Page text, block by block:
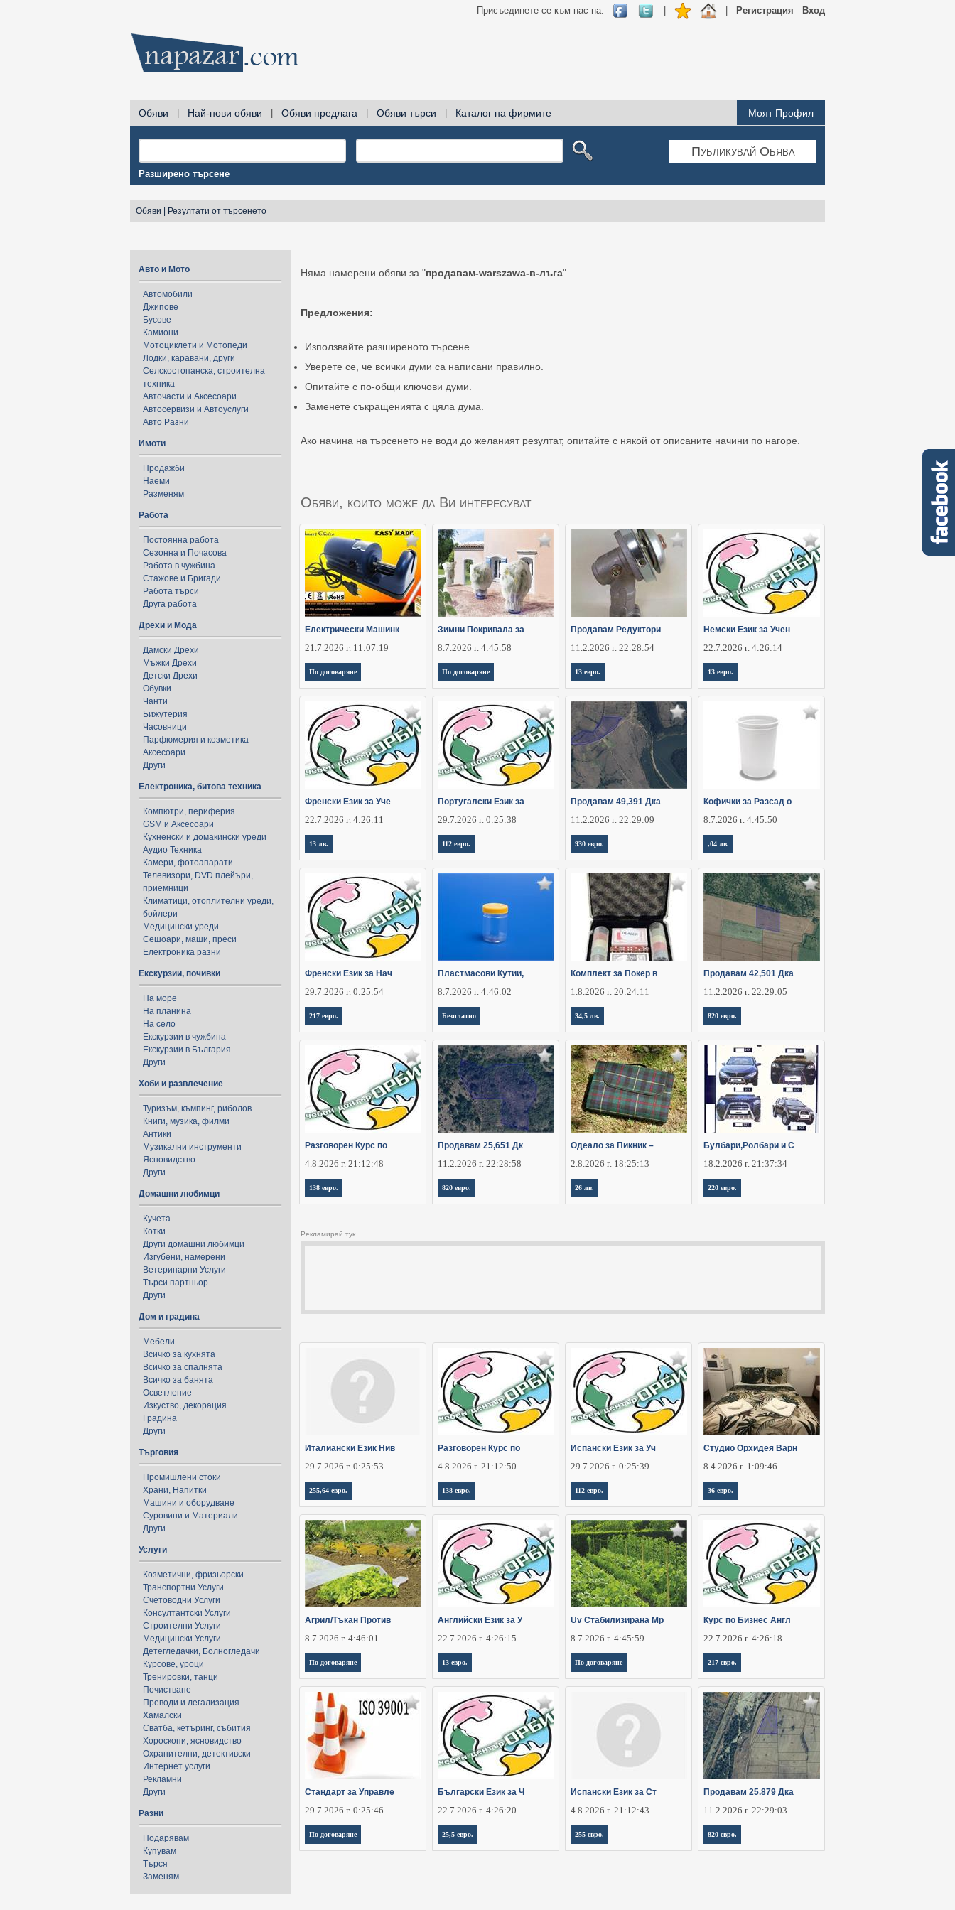
Вход
Регистрация
Присъединете се към нас на:
Обяви Най-нови обяви Обяви предлага Обяви търси Каталог на фирмите Моят Профил
Публикувай Обява
Разширено търсене
Обяви Резултати от търсенето
Авто и Мото
Автомобили
Джипове
Бусове
Камиони
Мотоциклети и Мотопеди
Лодки, каравани, други
Селскостопанска, строителна
техника
Авточасти и Аксесоари
Автосервизи и Автоуслуги
Авто Разни
Имоти
Продажби
Наеми
Разменям
Работа
Постоянна работа
Сезонна и Почасова
Работа в чужбина
Стажове и Бригади
Работа търси
Друга работа
Дрехи и Мода
Дамски Дрехи
Мъжки Дрехи
Детски Дрехи
Обувки
Чанти
Бижутерия
Часовници
Парфюмерия и козметика
Аксесоари
Други
Електроника, битова техника
Компютри, периферия
GSM и Аксесоари
Кухненски и домакински уреди
Аудио Техника
Камери, фотоапарати
Телевизори, DVD плейъри,
приемници
Климатици, отоплителни уреди,
бойлери
Медицински уреди
Сешоари, маши, преси
Електроника разни
Екскурзии, почивки
На море
На планина
На село
Екскурзии в чужбина
Екскурзии в България
Други
Хоби и развлечение
Туризъм, къмпинг, риболов
Книги, музика, филми
Антики
Музикални инструменти
Ясновидство
Други
Домашни любимци
Кучета
Котки
Други домашни любимци
Изгубени, намерени
Ветеринарни Услуги
Търси партньор
Други
Дом и градина
Мебели
Всичко за кухнята
Всичко за спалнята
Всичко за банята
Осветление
Изкуство, декорация
Градина
Други
Търговия
Промишлени стоки
Храни, Напитки
Машини и оборудване
Суровини и Материали
Други
Услуги
Козметични, фризьорски
Транспортни Услуги
Счетоводни Услуги
Консултантски Услуги
Строителни Услуги
Медицински Услуги
Детегледачки, Болногледачи
Курсове, уроци
Тренировки, танци
Почистване
Преводи и легализация
Хамалски
Сватба, кетъринг, събития
Хороскопи, ясновидство
Охранителни, детективски
Интернет услуги
Рекламни
Други
Разни
Подарявам
Купувам
Търся
Заменям
Няма намерени обяви за "продавам-warszawa-в-лъга".
Предложения:
Използвайте разширеното търсене.
Уверете се, че всички думи са написани правилно.
Опитайте с по-общи ключови думи.
Заменете съкращенията с цяла дума.
Ако начина на търсенето не води до желаният резултат, опитайте с някой от описаните начини по нагоре.
Обяви, които може да Ви интересуват
Електрически Машинк
21.7.2026 г. 11:07:19
По договаряне
Зимни Покривала за
8.7.2026 г. 4:45:58
По договаряне
Продавам Редуктори
11.2.2026 г. 22:28:54
13 евро.
Немски Език за Учен
22.7.2026 г. 4:26:14
13 евро.
Френски Език за Уче
22.7.2026 г. 4:26:11
13 лв.
Португалски Език за
29.7.2026 г. 0:25:38
112 евро.
Продавам 49,391 Дка
11.2.2026 г. 22:29:09
930 евро.
Кофички за Разсад о
8.7.2026 г. 4:45:50
,04 лв.
Френски Език за Нач
29.7.2026 г. 0:25:54
217 евро.
Пластмасови Кутии,
8.7.2026 г. 4:46:02
Безплатно
Комплект за Покер в
1.8.2026 г. 20:24:11
34,5 лв.
Продавам 42,501 Дка
11.2.2026 г. 22:29:05
820 евро.
Разговорен Курс по
4.8.2026 г. 21:12:48
138 евро.
Продавам 25,651 Дк
11.2.2026 г. 22:28:58
820 евро.
Одеало за Пикник –
2.8.2026 г. 18:25:13
26 лв.
Булбари,Ролбари и С
18.2.2026 г. 21:37:34
220 евро.
Рекламирай тук
Италиански Език Нив
29.7.2026 г. 0:25:53
255,64 евро.
Разговорен Курс по
4.8.2026 г. 21:12:50
138 евро.
Испански Език за Уч
29.7.2026 г. 0:25:39
112 евро.
Студио Орхидея Варн
8.4.2026 г. 1:09:46
36 евро.
Агрил/Тъкан Против
8.7.2026 г. 4:46:01
По договаряне
Английски Език за У
22.7.2026 г. 4:26:15
13 евро.
Uv Стабилизирана Мр
8.7.2026 г. 4:45:59
По договаряне
Курс по Бизнес Англ
22.7.2026 г. 4:26:18
217 евро.
Стандарт за Управле
29.7.2026 г. 0:25:46
По договаряне
Български Език за Ч
22.7.2026 г. 4:26:20
25,5 евро.
Испански Език за Ст
4.8.2026 г. 21:12:43
255 евро.
Продавам 25.879 Дка
11.2.2026 г. 22:29:03
820 евро.